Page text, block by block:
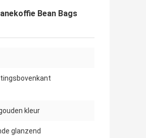
Bean Bags
kleur
glanzend